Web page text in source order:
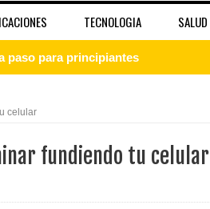
TECNOLOGIA SALUD
paso para principiantes
imagen pública de las celebridades
y cuándo no es suficiente
celular
fundiendo tu celular